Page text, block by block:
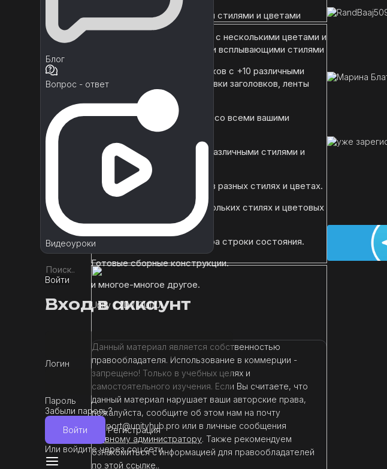
Блог
Вопрос - ответ
Видеоуроки
Войти
Вход в аккаунт
Логин
Пароль
Забыли пароль?
Войти
Регистрация
Или войдите через соц.сети
+100 кнопок с 10 различными стилями и цветами
04 различных стиля панелей с несколькими цветами и
альбомными, портретными и всплывающими стилями
04 различных стиля заголовков с +10 различными
цветами. (Заголовки, заголовки заголовков, ленты
заголовков ...)
+100 рамок в соответствии со всеми вашими
потребностями в дизайне.
Индикаторы выполнения с различными стилями и
цветами.
Ползунки и переключатели в разных стилях и цветах.
Выпадающие списки в нескольких стилях и цветовых
Несколько вариантов выбора строки состояния.
Готовые сборные конструкции.
и многое-многое другое.
Unity/2D/ GUI/UI
Данный материал является собственностью
правообладателя. Использование в коммерции -
запрещено! Только в учебных целях и
самостоятельного изучения. Если Вы считаете, что
данный материал нарушает ваши авторские права,
пожалуйста, сообщите об этом нам на почту
support@unityhub.pro или в личные сообщения
главному администратору. Также рекомендуем
ознакомиться с информацией для правообладателей
по этой ссылке..